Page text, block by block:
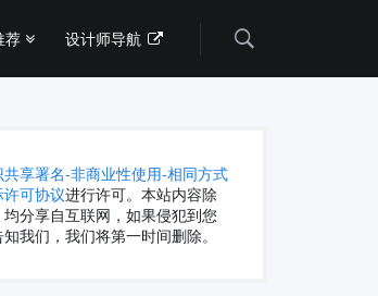
荐 设计师导航
共享署名-非商业性使用-相同方式
可协议进行许可。本站内容除
分享自互联网，如果侵犯到您
我们，我们将第一时间删除。